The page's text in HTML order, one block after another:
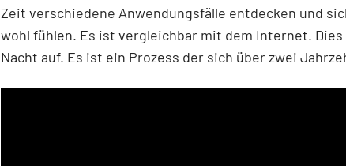
Zeit verschiedene Anwendungsfälle entdecken und
wohl fühlen. Es ist vergleichbar mit dem Internet.
Nacht auf. Es ist ein Prozess der sich über zwei